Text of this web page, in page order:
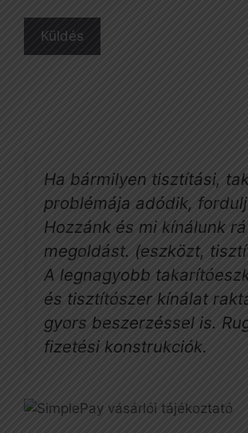
Ha bármilyen tisztítási,
problémája adódik,
Hozzánk és mi kínálunk rá
megoldást. (eszközt,
A legnagyobb
és tisztítószer kínálat
gyors beszerzéssel is.
fizetési konstrukciók.